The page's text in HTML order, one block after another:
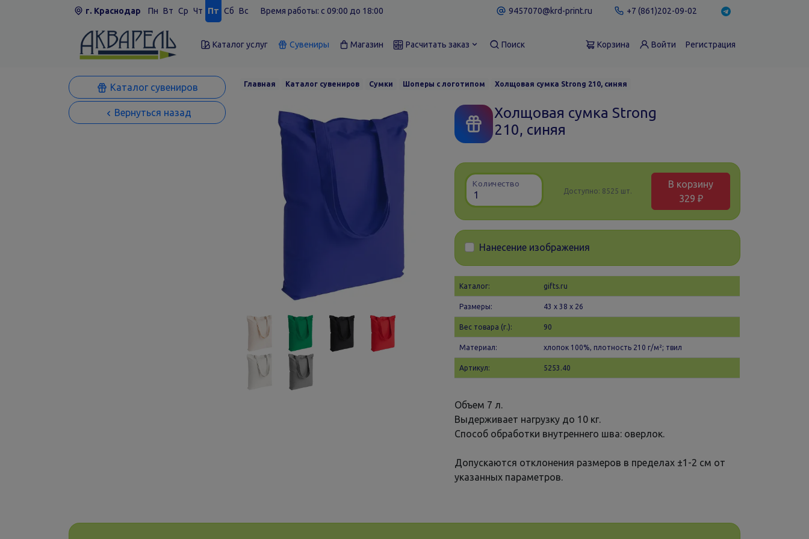
г. Краснодар Пн Вт Ср Чт Пт Сб Вс Время работы: c 09:00 до 18:00 9457070@krd-print.ru +7 (861)202-09-02
Каталог услуг Сувениры Магазин Расчитать заказ Поиск Корзина Войти Регистрация
Каталог сувениров
Вернуться назад
Главная Каталог сувениров Сумки Шоперы с логотипом Холщовая сумка Strong 210, синяя
Холщовая сумка Strong
210, синяя
Количество
Доступно: 8525 шт.
В корзину
329 ₽
Нанесение изображения
Каталог: gifts.ru
Размеры: 43 х 38 x 26
Вес товара (г.): 90
Материал: хлопок 100%, плотность 210 г/м²; твил
Артикул: 5253.40
Объем 7 л.
Выдерживает нагрузку до 10 кг.
Способ обработки внутреннего шва: оверлок.
Допускаются отклонения размеров в пределах ±1-2 см от
указанных параметров.